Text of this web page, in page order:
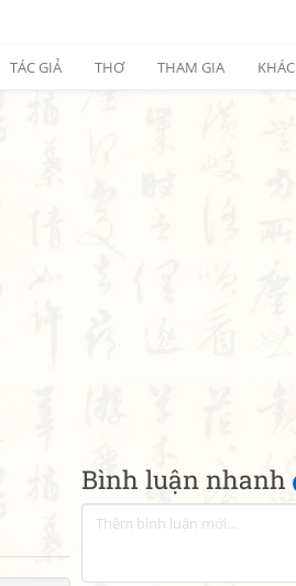
TÁC GIẢ THƠ THAM GIA KHÁC
Bình luận nhanh